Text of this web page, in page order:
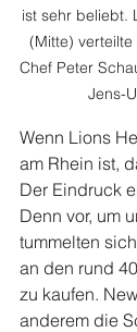
ist sehr beliebt.
(Mitte)
Chef Peter
Jens-
Wenn Lions
am Rhein ist,
Der Eindruck
Denn vor, um
tummelten
an den rund
zu kaufen.
anderem die